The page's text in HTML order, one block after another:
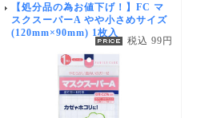
【処分品の為お値下げ！】FC マ
スクスーパーA やや小さめサイズ
(120mm×90mm) 1枚入
税込 99円